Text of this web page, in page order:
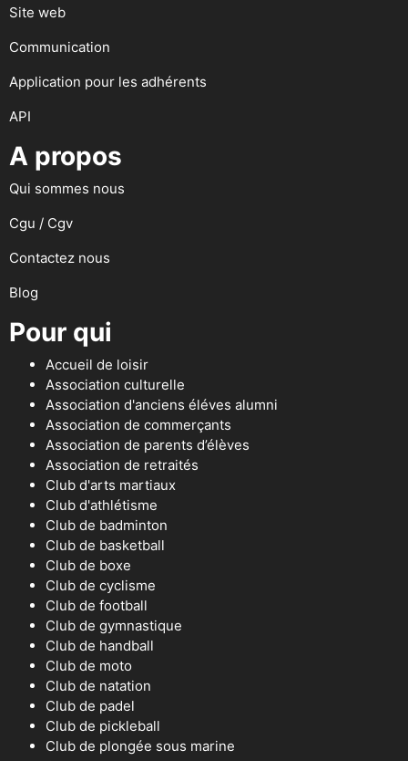
Site web
Communication
Application pour les adhérents
API
A propos
Qui sommes nous
Cgu / Cgv
Contactez nous
Blog
Pour qui
Accueil de loisir
Association culturelle
Association d'anciens éléves alumni
Association de commerçants
Association de parents d’élèves
Association de retraités
Club d'arts martiaux
Club d'athlétisme
Club de badminton
Club de basketball
Club de boxe
Club de cyclisme
Club de football
Club de gymnastique
Club de handball
Club de moto
Club de natation
Club de padel
Club de pickleball
Club de plongée sous marine